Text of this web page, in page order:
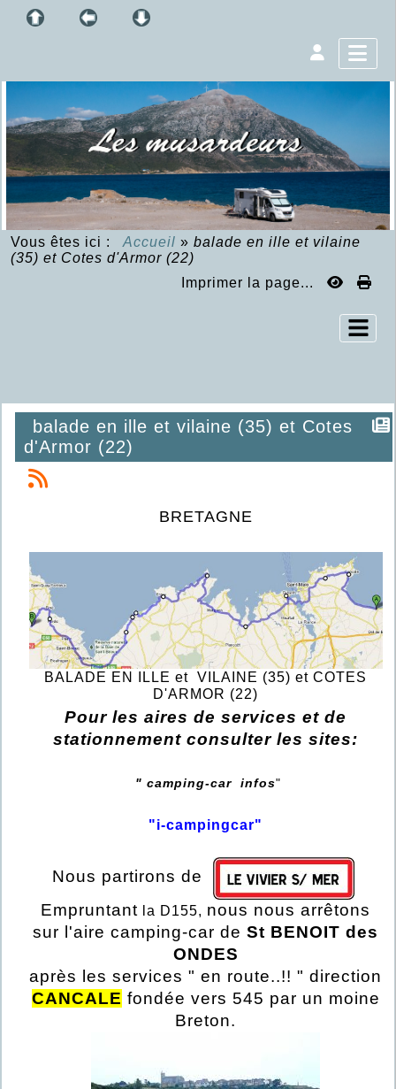
Vous êtes ici : Accueil » balade en ille et vilaine
(35) et Cotes d'Armor (22)
Imprimer la page...
balade en ille et vilaine (35) et Cotes
d'Armor (22)
BRETAGNE
BALADE EN ILLE et VILAINE (35) et COTES
D'ARMOR (22)
Pour les aires de services et de
stationnement consulter les sites:
" camping-car infos"
"i-campingcar"
Nous partirons de
Empruntant la D155, nous nous arrêtons
sur l'aire camping-car deSt BENOIT des
ONDES
après les services " en route..!! " direction
CANCALE fondée vers 545 par un moine
Breton.